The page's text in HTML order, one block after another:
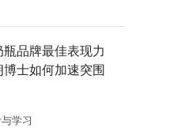
品牌最佳表现力
士如何加速突围
学习